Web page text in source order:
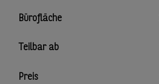
Bürofläche
Teilbar ab
Preis